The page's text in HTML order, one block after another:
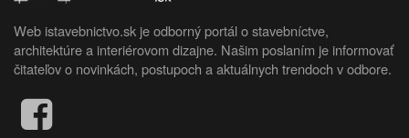
Web istavebnictvo.sk je odborný portál o stavebníctve,
architektúre a interiérovom dizajne. Našim poslaním je informovať
čitateľov o novinkách, postupoch a aktuálnych trendoch v odbore.